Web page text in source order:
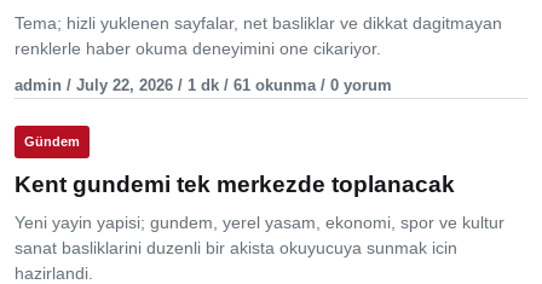
Tema; hizli yuklenen sayfalar, net basliklar ve dikkat dagitmayan
renklerle haber okuma deneyimini one cikariyor.
admin / July 22, 2026 / 1 dk / 61 okunma / 0 yorum
Gündem
Kent gundemi tek merkezde toplanacak
Yeni yayin yapisi; gundem, yerel yasam, ekonomi, spor ve kultur
sanat basliklarini duzenli bir akista okuyucuya sunmak icin
hazirlandi.